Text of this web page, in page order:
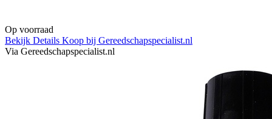
Op voorraad
Bekijk Details Koop bij Gereedschapspecialist.nl
Via Gereedschapspecialist.nl